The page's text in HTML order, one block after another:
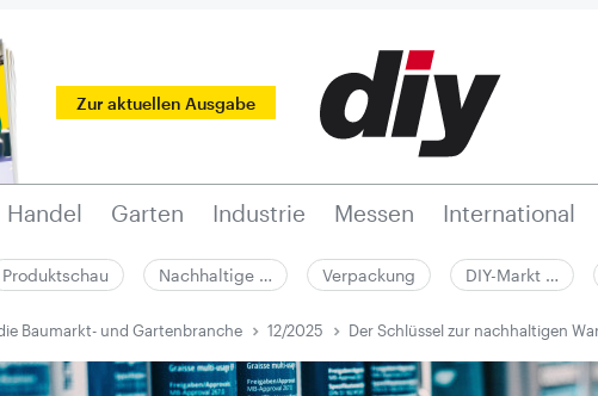
Zur aktuellen Ausgabe
Handel Garten Industrie Messen International
Produktschau Nachhaltige … Verpackung DIY-Markt …
Baumarkt- und Gartenbranche 12/2025 Der Schlüssel zur nachhaltigen